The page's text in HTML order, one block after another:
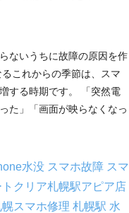
ないうちに故障の原因を作
これからの季節は、スマ
する時期です。 「突然電
た」「画面が映らなくなっ
水没 スマホ故障 スマ
トクリア札幌駅アピア店
幌スマホ修理 札幌駅 水